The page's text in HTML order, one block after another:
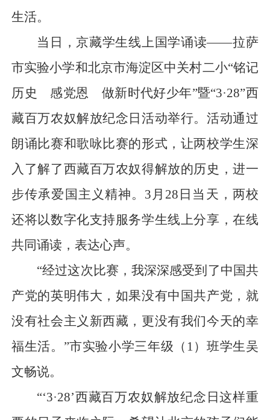
生活。
当日，京藏学生线上国学诵读——拉萨
市实验小学和北京市海淀区中关村二小“铭记
历史 感党恩 做新时代好少年”暨“3·28”西
藏百万农奴解放纪念日活动举行。活动通过
朗诵比赛和歌咏比赛的形式，让两校学生深
入了解了西藏百万农奴得解放的历史，进一
步传承爱国主义精神。3月28日当天，两校
还将以数字化支持服务学生线上分享，在线
共同诵读，表达心声。
“经过这次比赛，我深深感受到了中国共
产党的英明伟大，如果没有中国共产党，就
没有社会主义新西藏，更没有我们今天的幸
福生活。”市实验小学三年级（1）班学生吴
文畅说。
“‘3·28’西藏百万农奴解放纪念日这样重